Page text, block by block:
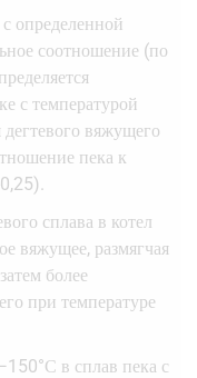
определенной
соотношение (по
с температурой
вяжущего
пека к
сплава в котел
вяжущее, размягчая
более
при температуре
в сплав пека с